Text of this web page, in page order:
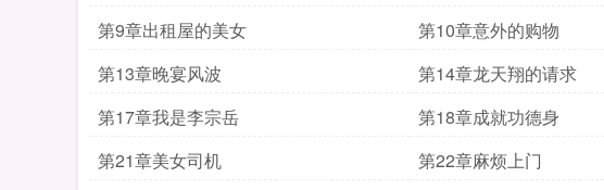
第9章出租屋的美女
第10章意外的购物
第13章晚宴风波
第14章龙天翔的请求
第17章我是李宗岳
第18章成就功德身
第21章美女司机
第22章麻烦上门